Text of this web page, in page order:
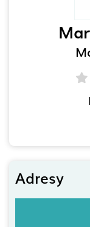
Adresy